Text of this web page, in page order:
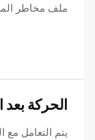
ملف مخاطر
الحركة بعد
يتم التعامل مع